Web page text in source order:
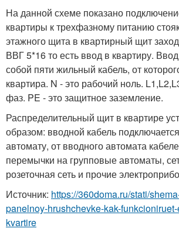
На данной схеме показано
квартиры к трехфазному питанию
этажного щита в квартирный щит
ВВГ 5*16 то есть ввод в квартиру.
собой пяти жильный кабель, от
квартира. N - это рабочий ноль.
фаз. PE - это защитное заземление.
Распределительный щит в квартире
образом: вводной кабель
автомату, от вводного автомата
перемычки на групповые автоматы,
розеточная сеть и прочие
Источник: https://360doma.ru/stati/
panelnoy-hrushchevke-kak-
kvartire